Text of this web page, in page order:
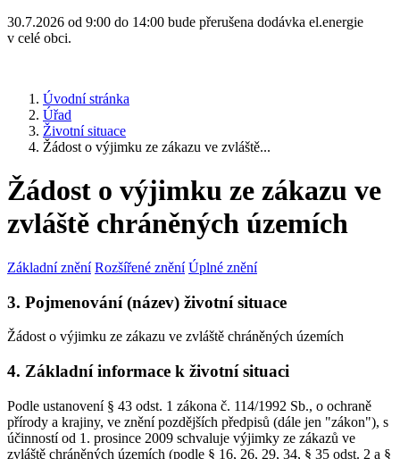
30.7.2026 od 9:00 do 14:00 bude přerušena dodávka el.energie
v celé obci.
Úvodní stránka
Úřad
Životní situace
Žádost o výjimku ze zákazu ve zvláště...
Žádost o výjimku ze zákazu ve
zvláště chráněných územích
Základní znění Rozšířené znění Úplné znění
3. Pojmenování (název) životní situace
Žádost o výjimku ze zákazu ve zvláště chráněných územích
4. Základní informace k životní situaci
Podle ustanovení § 43 odst. 1 zákona č. 114/1992 Sb., o ochraně
přírody a krajiny, ve znění pozdějších předpisů (dále jen "zákon"), s
účinností od 1. prosince 2009 schvaluje výjimky ze zákazů ve
zvláště chráněných územích (podle § 16, 26, 29, 34, § 35 odst. 2 a §